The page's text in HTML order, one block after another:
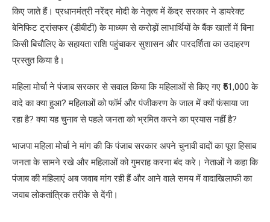
किए जाते हैं। प्रधानमंत्री नरेंद्र मोदी के नेतृत्व में केंद्र सरकार ने डायरेक्ट
बेनिफिट ट्रांसफर (डीबीटी) के माध्यम से करोड़ों लाभार्थियों के बैंक खातों में बिना
किसी बिचौलिए के सहायता राशि पहुंचाकर सुशासन और पारदर्शिता का उदाहरण
प्रस्तुत किया है।
महिला मोर्चा ने पंजाब सरकार से सवाल किया कि महिलाओं से किए गए ₹51,000 के
वादे का क्या हुआ? महिलाओं को फॉर्म और पंजीकरण के जाल में क्यों फंसाया जा
रहा है? क्या यह चुनाव से पहले जनता को भ्रमित करने का प्रयास नहीं है?
भाजपा महिला मोर्चा ने मांग की कि पंजाब सरकार अपने चुनावी वादों का पूरा हिसाब
जनता के सामने रखे और महिलाओं को गुमराह करना बंद करे। नेताओं ने कहा कि
पंजाब की महिलाएं अब जवाब मांग रही हैं और आने वाले समय में वादाखिलाफी का
जवाब लोकतांत्रिक तरीके से देंगी।